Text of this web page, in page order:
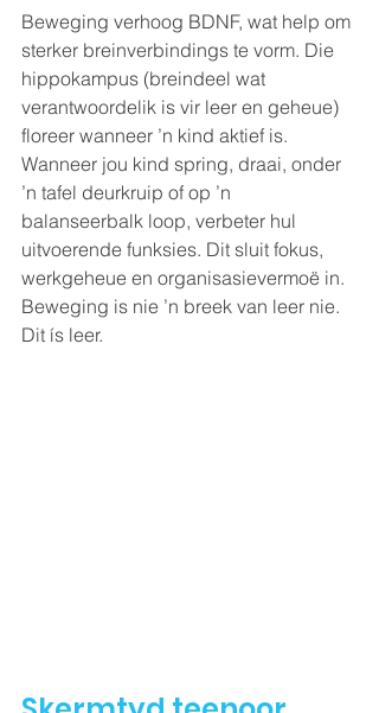
Beweging verhoog BDNF, wat help om
sterker breinverbindings te vorm. Die
hippokampus (breindeel wat
verantwoordelik is vir leer en geheue)
floreer wanneer ’n kind aktief is.
Wanneer jou kind spring, draai, onder
’n tafel deurkruip of op ’n
balanseerbalk loop, verbeter hul
uitvoerende funksies. Dit sluit fokus,
werkgeheue en organisasievermoë in.
Beweging is nie ’n breek van leer nie.
Dit ís leer.